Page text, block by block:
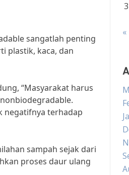
sangatlah penting
plastik, kaca, dan
“Masyarakat harus
negatifnya terhadap
sampah sejak dari
proses daur ulang